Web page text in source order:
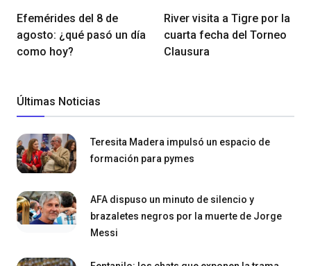
Efemérides del 8 de
agosto: ¿qué pasó un día
como hoy?
River visita a Tigre por la
cuarta fecha del Torneo
Clausura
Últimas Noticias
Teresita Madera impulsó un espacio de
formación para pymes
AFA dispuso un minuto de silencio y
brazaletes negros por la muerte de Jorge
Messi